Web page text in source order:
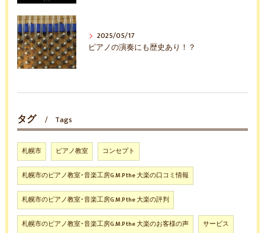
2025/05/17
ピアノの演奏にも歴史あり！？
タグ Tags
札幌市 ピアノ教室 コンセプト
札幌市のピアノ教室･音楽工房G.M.P the 大楽の口コミ情報
札幌市のピアノ教室･音楽工房G.M.P the 大楽の評判
札幌市のピアノ教室･音楽工房G.M.P the 大楽のお客様の声 サービス